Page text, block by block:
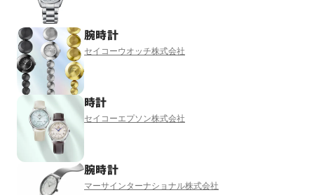
腕時計
セイコーウオッチ株式会社
時計
セイコーエプソン株式会社
腕時計
マーサインターナショナル株式会社